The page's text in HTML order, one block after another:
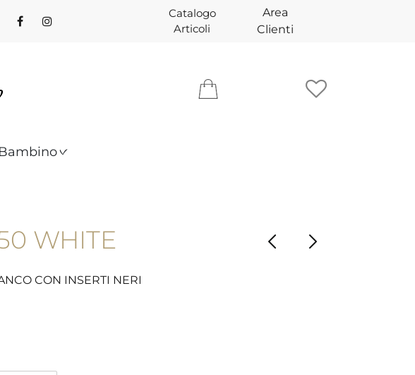
Catalogo
Articoli
Area
Clienti
Bambino
WHITE
CON INSERTI NERI